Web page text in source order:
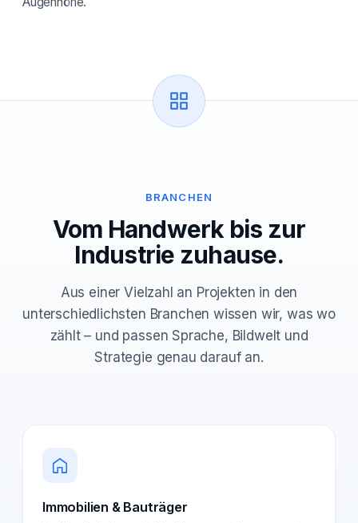
BRANCHEN
Vom Handwerk bis zur
Industrie zuhause.
Aus einer Vielzahl an Projekten in den
unterschiedlichsten Branchen wissen wir, was wo
zählt – und passen Sprache, Bildwelt und
Strategie genau darauf an.
Immobilien & Bauträger